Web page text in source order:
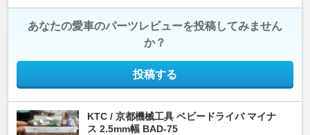
あなたの愛車のパーツレビューを投稿してみません
か？
投稿する
KTC / 京都機械工具 ベビードライバ マイナ
ス 2.5mm幅 BAD-75